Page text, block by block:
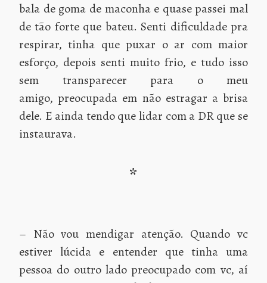
bala de goma de maconha e quase passei mal
de tão forte que bateu. Senti dificuldade pra
respirar, tinha que puxar o ar com maior
esforço, depois senti muito frio, e tudo isso
sem transparecer para o meu
amigo, preocupada em não estragar a brisa
dele. E ainda tendo que lidar com a DR que se
instaurava.
*
– Não vou mendigar atenção. Quando vc
estiver lúcida e entender que tinha uma
pessoa do outro lado preocupado com vc, aí